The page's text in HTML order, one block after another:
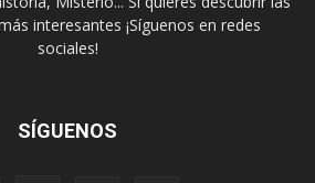
interesantes ¡Síguenos en redes
sociales!
SÍGUENOS